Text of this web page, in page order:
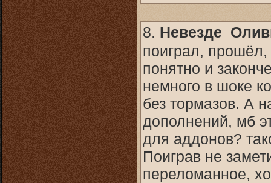
8.
поиграл, прошёл,
понятно и
немного в шоке
без тормазов. А
дополнений, мб
для аддонов?
Поиграв не
переломанное,